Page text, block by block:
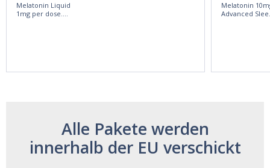
Melatonin Liquid
1mg per dose.
Melatonin
Advanced
Alle Pakete werden
innerhalb der EU verschickt